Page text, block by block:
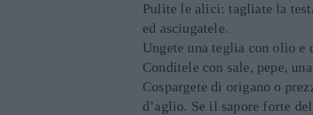
Pulite le alici: tagliate la
ed asciugatele.
Ungete una teglia con olio
Conditele con sale, pepe,
Cospargete di origano o
d’aglio. Se il sapore forte